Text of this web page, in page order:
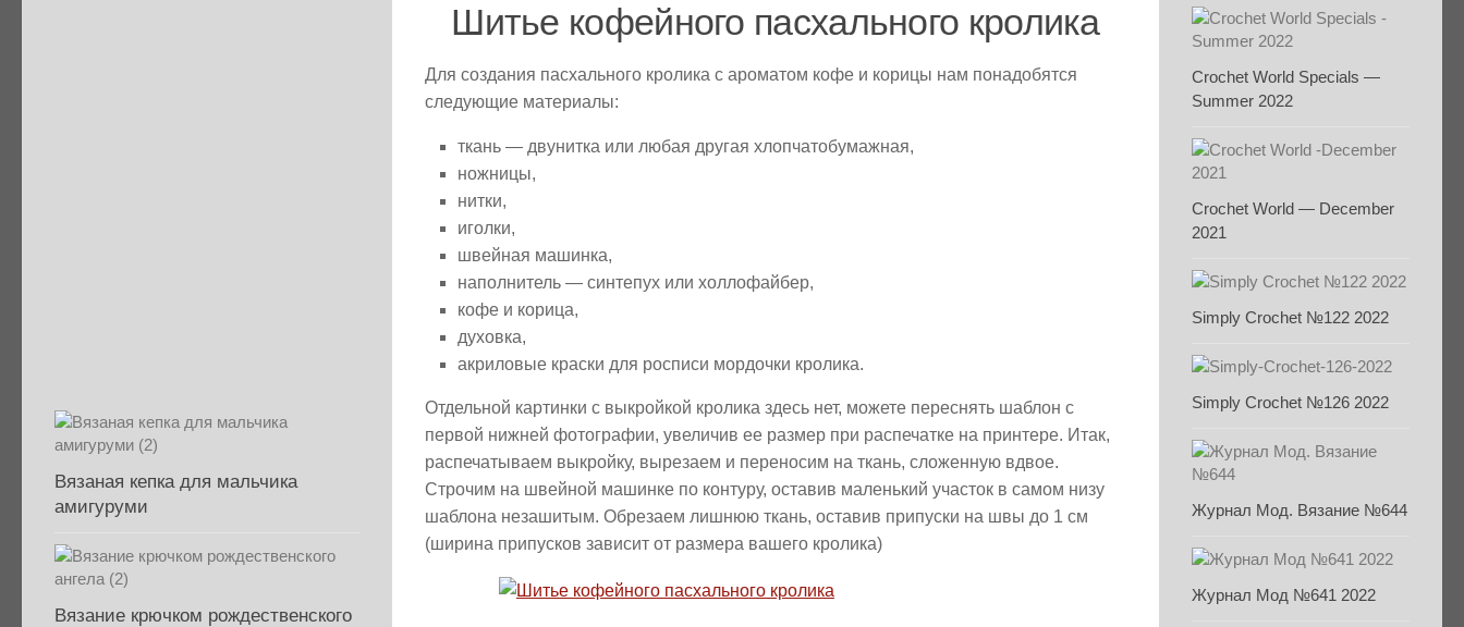
Шитье кофейного пасхального кролика
Для создания пасхального кролика с ароматом кофе и корицы нам понадобятся
следующие материалы:
ткань — двунитка или любая другая хлопчатобумажная,
ножницы,
нитки,
иголки,
швейная машинка,
наполнитель — синтепух или холлофайбер,
кофе и корица,
духовка,
акриловые краски для росписи мордочки кролика.
Отдельной картинки с выкройкой кролика здесь нет, можете переснять шаблон с
первой нижней фотографии, увеличив ее размер при распечатке на принтере. Итак,
распечатываем выкройку, вырезаем и переносим на ткань, сложенную вдвое.
Строчим на швейной машинке по контуру, оставив маленький участок в самом низу
шаблона незашитым. Обрезаем лишнюю ткань, оставив припуски на швы до 1 см
(ширина припусков зависит от размера вашего кролика)
Вязаная кепка для мальчика
амигуруми
Вязание крючком рождественского
Crochet World Specials —
Summer 2022
Crochet World — December
2021
Simply Crochet №122 2022
Simply Crochet №126 2022
Журнал Мод. Вязание №644
Журнал Мод №641 2022